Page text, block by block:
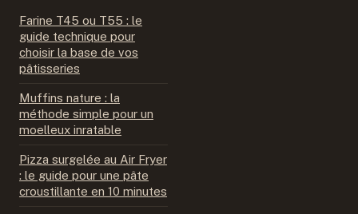
Farine T45 ou T55 : le
guide technique pour
choisir la base de vos
pâtisseries
Muffins nature : la
méthode simple pour un
moelleux inratable
Pizza surgelée au Air Fryer
: le guide pour une pâte
croustillante en 10 minutes